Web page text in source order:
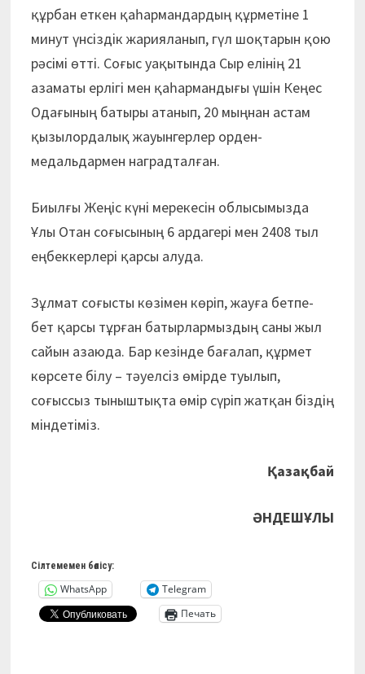
құрбан еткен қаһармандардың құрметіне 1
минут үнсіздік жарияланып, гүл шоқтарын қою
рәсімі өтті. Соғыс уақытында Сыр елінің 21
азаматы ерлігі мен қаһармандығы үшін Кеңес
Одағының батыры атанып, 20 мыңнан астам
қызылордалық жауынгерлер орден-
медальдармен наградталған.
Биылғы Жеңіс күні мерекесін облысымызда
Ұлы Отан соғысының 6 ардагері мен 2408 тыл
еңбеккерлері қарсы алуда.
Зұлмат соғысты көзімен көріп, жауға бетпе-
бет қарсы тұрған батыр­лармыздың саны жыл
сайын азаюда. Бар кезінде бағалап, құрмет
көрсете білу – тәуелсіз өмірде туылып,
соғыссыз тыныштықта өмір сүріп жатқан біздің
міндетіміз.
Қазақбай
ӘНДЕШҰЛЫ
Сілтемемен бөлісу:
WhatsApp
Telegram
Печать